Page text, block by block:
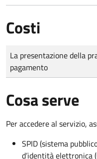
Costi
Tipo di pagamento
Importo
La presentazione della
pagamento
Cosa serve
Per accedere al servizio,
SPID (sistema
d’identità elettronica